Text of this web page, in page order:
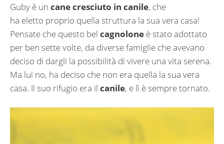
Guby è un cane cresciuto in canile, che
ha eletto proprio quella struttura la sua vera casa!
Pensate che questo bel cagnolone è stato adottato
per ben sette volte, da diverse famiglie che avevano
deciso di dargli la possibilità di vivere una vita serena.
Ma lui no, ha deciso che non era quella la sua vera
casa. Il suo rifugio era il canile, e lì è sempre tornato.